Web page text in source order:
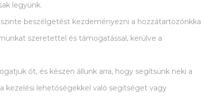
legyünk.
beszélgetést kezdeményezni a hozzátartozónkkal
szeretettel és támogatással, kerülve a
őt, és készen állunk arra, hogy segítsünk neki a
kezelési lehetőségekkel való segítséget vagy